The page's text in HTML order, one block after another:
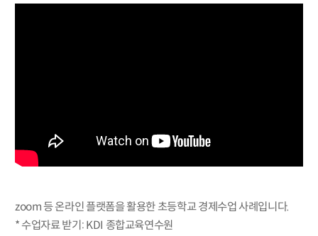
zoom 등 온라인 플랫폼을 활용한 초등학교 경제수업 사례입니다.
* 수업자료 받기: KDI 종합교육연수원